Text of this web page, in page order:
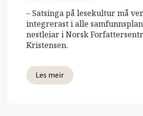
– Satsinga på lesekultur må
integrerast i alle
nestleiar i Norsk
Kristensen.
Les meir